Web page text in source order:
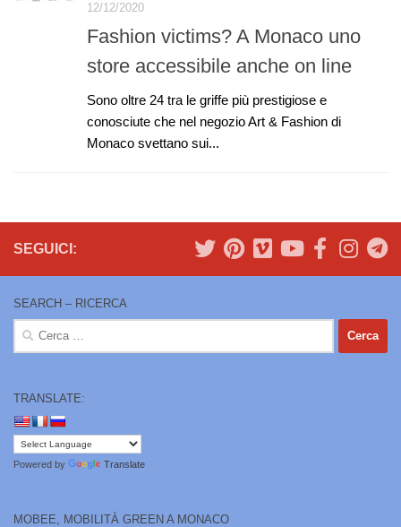
12/12/2020
Fashion victims? A Monaco uno
store accessibile anche on line
Sono oltre 24 tra le griffe più prestigiose e
conosciute che nel negozio Art & Fashion di
Monaco svettano sui...
SEGUICI:
SEARCH – RICERCA
Ricerca
TRANSLATE:
Powered by Translate
MOBEE, MOBILITÀ GREEN A MONACO